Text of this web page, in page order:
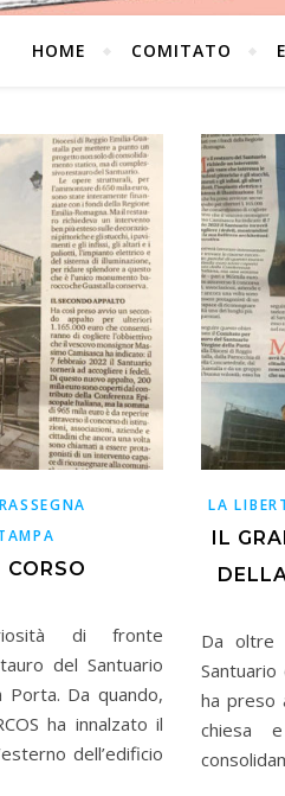
HOME COMITATO
RASSEGNA
di fronte
del Santuario
Da quando,
ha innalzato il
dell’edificio
LA
IL
Da oltre
ha preso
chiesa